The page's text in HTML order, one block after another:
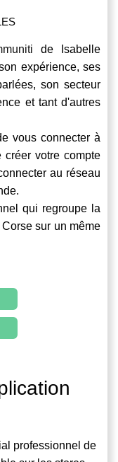
de Isabelle
expérience, ses
son secteur
et tant d'autres
vous connecter à
créer votre compte
au réseau
qui regroupe la
sur un même
professionnel de